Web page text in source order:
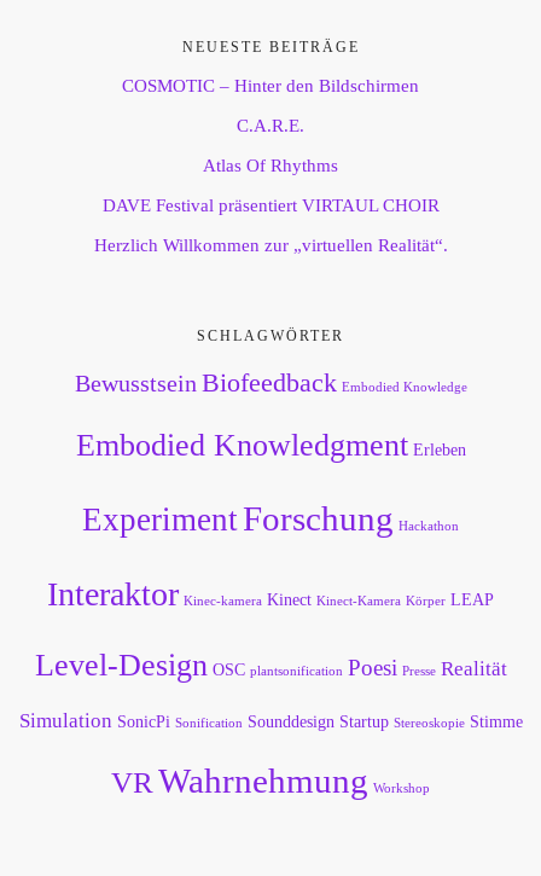
NEUESTE BEITRÄGE
COSMOTIC – Hinter den Bildschirmen
C.A.R.E.
Atlas Of Rhythms
DAVE Festival präsentiert VIRTAUL CHOIR
Herzlich Willkommen zur „virtuellen Realität“.
SCHLAGWÖRTER
Bewusstsein Biofeedback Embodied Knowledge
Embodied Knowledgment Erleben
ExperimentForschung Hackathon
Interaktor Kinec-kamera Kinect Kinect-Kamera Körper LEAP
Level-Design OSC plantsonification Poesi Presse Realität
Simulation SonicPi Sonification Sounddesign Startup Stereoskopie Stimme
VR Wahrnehmung Workshop